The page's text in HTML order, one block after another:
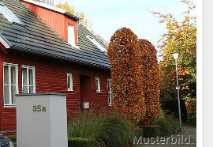
Musterbild